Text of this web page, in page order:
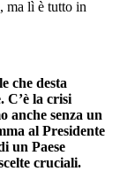
ma lì è tutto in
che desta
C’è la crisi
anche senza un
al Presidente
un Paese
cruciali.